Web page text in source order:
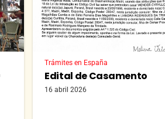
Trámites en España
Edital de Casamento
16 abril 2026